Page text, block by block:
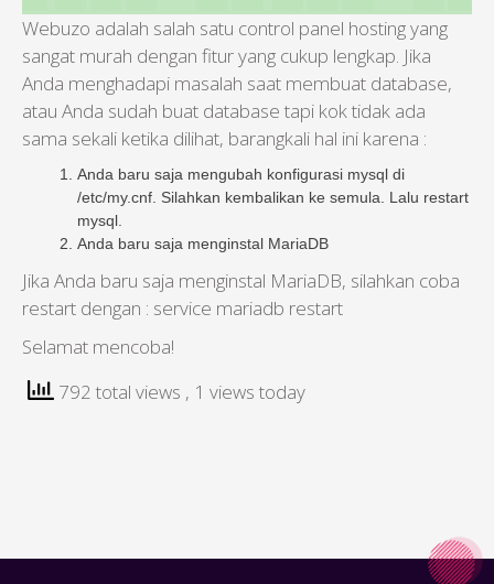
Webuzo adalah salah satu control panel hosting yang
sangat murah dengan fitur yang cukup lengkap. Jika
Anda menghadapi masalah saat membuat database,
atau Anda sudah buat database tapi kok tidak ada
sama sekali ketika dilihat, barangkali hal ini karena :
Anda baru saja mengubah konfigurasi mysql di
/etc/my.cnf. Silahkan kembalikan ke semula. Lalu restart
mysql.
Anda baru saja menginstal MariaDB
Jika Anda baru saja menginstal MariaDB, silahkan coba
restart dengan : service mariadb restart
Selamat mencoba!
792 total views , 1 views today